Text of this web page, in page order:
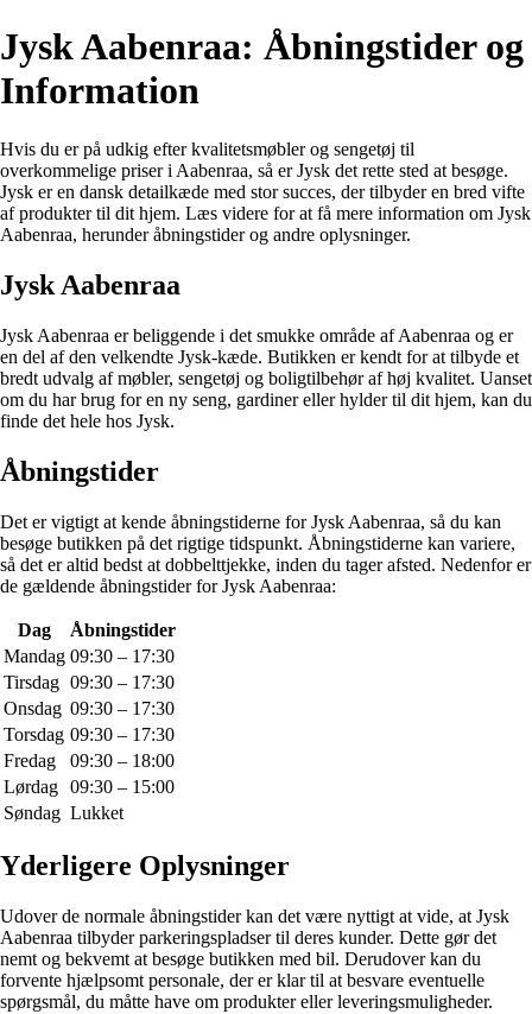
Jysk Aabenraa: Åbningstider og
Information
Hvis du er på udkig efter kvalitetsmøbler og sengetøj til
overkommelige priser i Aabenraa, så er Jysk det rette sted at besøge.
Jysk er en dansk detailkæde med stor succes, der tilbyder en bred vifte
af produkter til dit hjem. Læs videre for at få mere information om Jysk
Aabenraa, herunder åbningstider og andre oplysninger.
Jysk Aabenraa
Jysk Aabenraa er beliggende i det smukke område af Aabenraa og er
en del af den velkendte Jysk-kæde. Butikken er kendt for at tilbyde et
bredt udvalg af møbler, sengetøj og boligtilbehør af høj kvalitet. Uanset
om du har brug for en ny seng, gardiner eller hylder til dit hjem, kan du
finde det hele hos Jysk.
Åbningstider
Det er vigtigt at kende åbningstiderne for Jysk Aabenraa, så du kan
besøge butikken på det rigtige tidspunkt. Åbningstiderne kan variere,
så det er altid bedst at dobbelttjekke, inden du tager afsted. Nedenfor er
de gældende åbningstider for Jysk Aabenraa:
Dag
Åbningstider
Mandag 09:30 – 17:30
Tirsdag 09:30 – 17:30
Onsdag 09:30 – 17:30
Torsdag 09:30 – 17:30
Fredag
09:30 – 18:00
Lørdag 09:30 – 15:00
Søndag Lukket
Yderligere Oplysninger
Udover de normale åbningstider kan det være nyttigt at vide, at Jysk
Aabenraa tilbyder parkeringspladser til deres kunder. Dette gør det
nemt og bekvemt at besøge butikken med bil. Derudover kan du
forvente hjælpsomt personale, der er klar til at besvare eventuelle
spørgsmål, du måtte have om produkter eller leveringsmuligheder.